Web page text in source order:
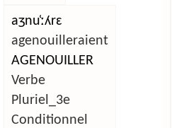
aʒnu̜ːʎrɛ
agenouilleraient
AGENOUILLER
Verbe
Pluriel_3e
Conditionnel